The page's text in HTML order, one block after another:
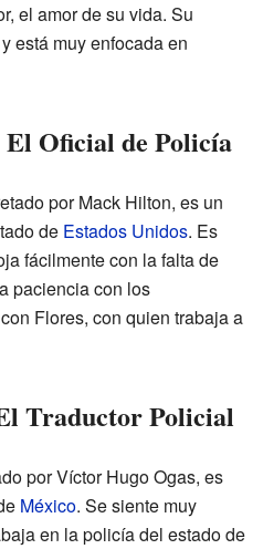
el amor de su vida. Su
está muy enfocada en
Oficial de Policía
por Mack Hilton, es un
de Estados Unidos. Es
fácilmente con la falta de
paciencia con los
Flores, con quien trabaja a
Traductor Policial
por Víctor Hugo Ogas, es
México. Se siente muy
en la policía del estado de